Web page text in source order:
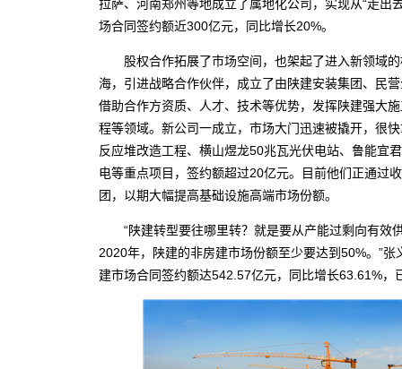
拉萨、河南郑州等地成立了属地化公司，实现从“走出
场合同签约额近300亿元，同比增长20%。
股权合作拓展了市场空间，也架起了进入新领域的
海，引进战略合作伙伴，成立了由陕建安装集团、民
借助合作方资质、人才、技术等优势，发挥陕建强大
程等领域。新公司一成立，市场大门迅速被撬开，很
反应堆改造工程、横山煜龙50兆瓦光伏电站、鲁能宜
电等重点项目，签约额超过20亿元。目前他们正通过
团，以期大幅提高基础设施高端市场份额。
“陕建转型要往哪里转？就是要从产能过剩向有效
2020年，陕建的非房建市场份额至少要达到50%。”
建市场合同签约额达542.57亿元，同比增长63.61%，